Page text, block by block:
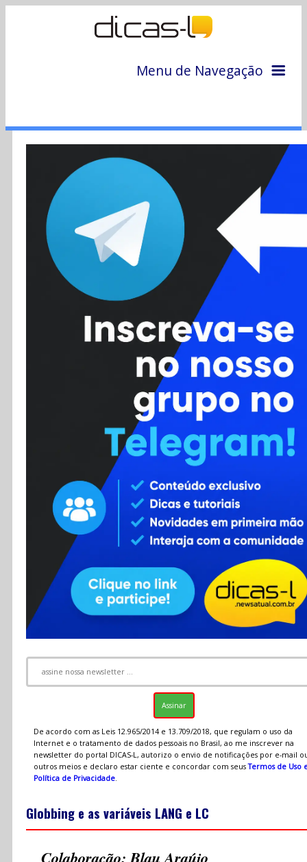
Menu de Navegação
Colunas
Colaboradores
Cursos
Enviar Dica
Contato
RSS
De acordo com as Leis 12.965/2014 e 13.709/2018, que regulam o uso da
Internet e o tratamento de dados pessoais no Brasil, ao me inscrever na
newsletter do portal DICAS-L, autorizo o envio de notificações por e-mail
outros meios e declaro estar ciente e concordar com seusTermos de Uso
Política de Privacidade.
Globbing e as variáveis LANG e LC
Colaboração: Blau Araújo